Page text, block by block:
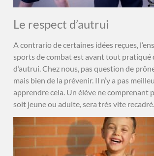
Le respect d’autrui
A contrario de certaines idées reçues,
sports de combat est avant tout pratiqué
d’autrui. Chez nous, pas question de
mais bien de la prévenir. Il n’y a pas
apprendre cela. Un élève ne comprenant
soit jeune ou adulte, sera très vite recadré.